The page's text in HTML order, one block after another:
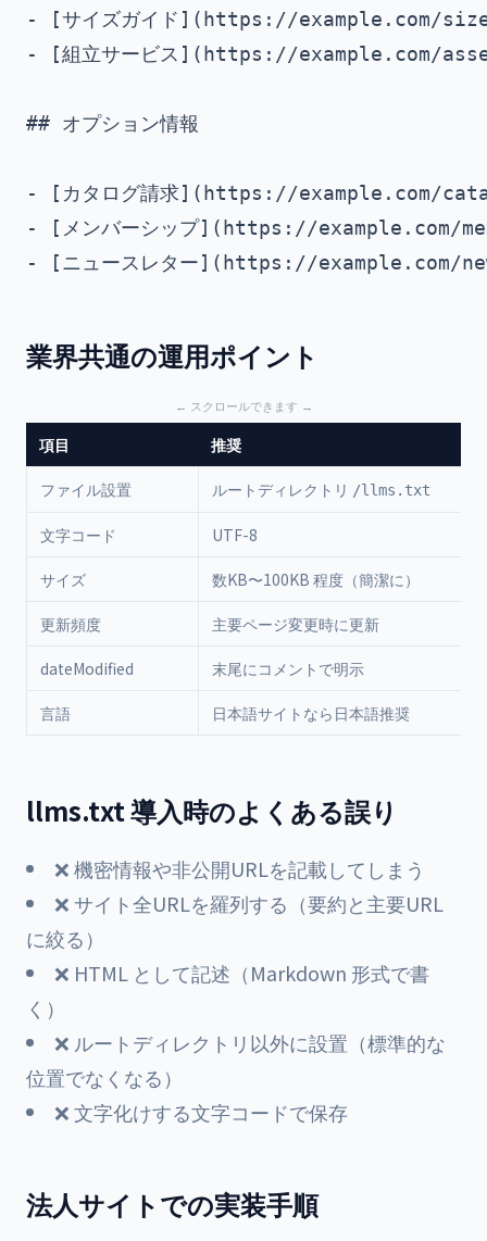
- [サイズガイド](https://example.com/
- [組立サービス](https://example.com/
## オプション情報
- [カタログ請求](https://example.com/
- [メンバーシップ](https://example.com/
業界共通の運用ポイント
項目 推奨
ファイル設置 ルートディレクトリ /llms.txt
文字コード UTF-8
サイズ 数KB〜100KB 程度（簡潔に）
更新頻度 主要ページ変更時に更新
dateModified 末尾にコメントで明示
言語 日本語サイトなら日本語推奨
llms.txt 導入時のよくある誤り
❌ 機密情報や非公開URLを記載してしまう
❌ サイト全URLを羅列する（要約と主要URL
に絞る）
❌ HTML として記述（Markdown 形式で書
く）
❌ ルートディレクトリ以外に設置（標準的な
位置でなくなる）
❌ 文字化けする文字コードで保存
法人サイトでの実装手順